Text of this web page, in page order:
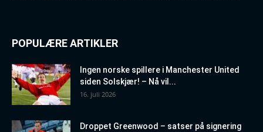
POPULÆRE ARTIKLER
Ingen norske spillere i Manchester United
siden Solskjær! – Nå vil...
16. juli 2026
Droppet Greenwood – satser på signering